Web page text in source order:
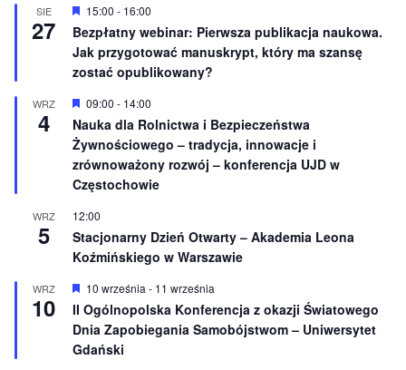
n
o
n
e
SIE
27
W
r
ó
ż
n
i
o
n
e
15:00 - 16:00
Bezpłatny webinar: Pierwsza publikacja naukowa.
Jak przygotować manuskrypt, który ma szansę
zostać opublikowany?
WRZ
4
W
r
ó
ż
n
i
n
e
09:00 - 14:00
Nauka dla Rolnictwa i Bezpieczeństwa
Żywnościowego – tradycja, innowacje i
zrównoważony rozwój – konferencja UJD w
Częstochowie
WRZ
5
12:00
Stacjonarny Dzień Otwarty – Akademia Leona
Koźmińskiego w Warszawie
WRZ
10
W
y
r
ó
ż
n
10 września - 11 września
II Ogólnopolska Konferencja z okazji Światowego
Dnia Zapobiegania Samobójstwom – Uniwersytet
Gdański